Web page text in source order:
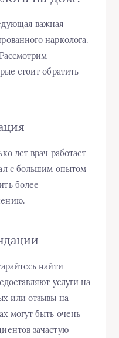
важная
нарколога.
стоит обратить
лет врач работает
с большим опытом
более
найти
услуги на
или отзывы на
могут быть очень
зачастую